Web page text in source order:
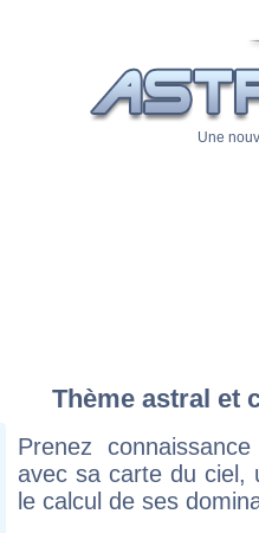
Une
Thème astral et
Prenez
avec sa carte du ciel,
le calcul de ses